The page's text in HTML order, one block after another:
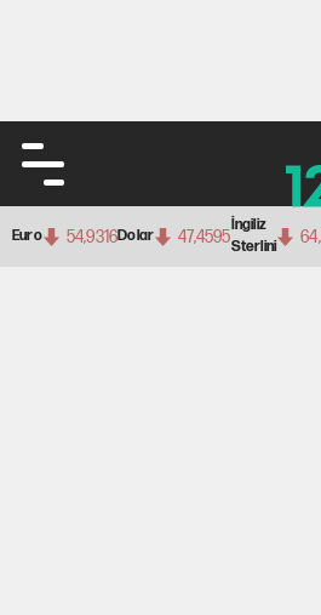
Euro 54,9316Dolar 47,4595
İngiliz
Sterlini